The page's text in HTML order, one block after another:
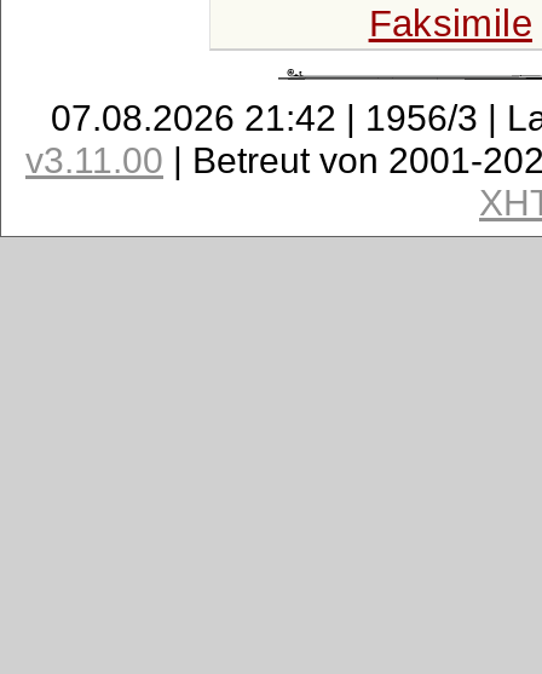
Faksimile
07.08.2026 21:42 | 1956/3 |
v3.11.00 | Betreut von 2001-